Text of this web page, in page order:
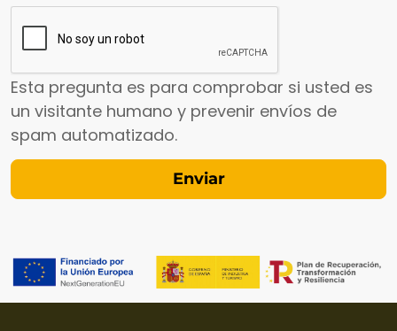
Esta pregunta es para comprobar si usted es
un visitante humano y prevenir envíos de
spam automatizado.